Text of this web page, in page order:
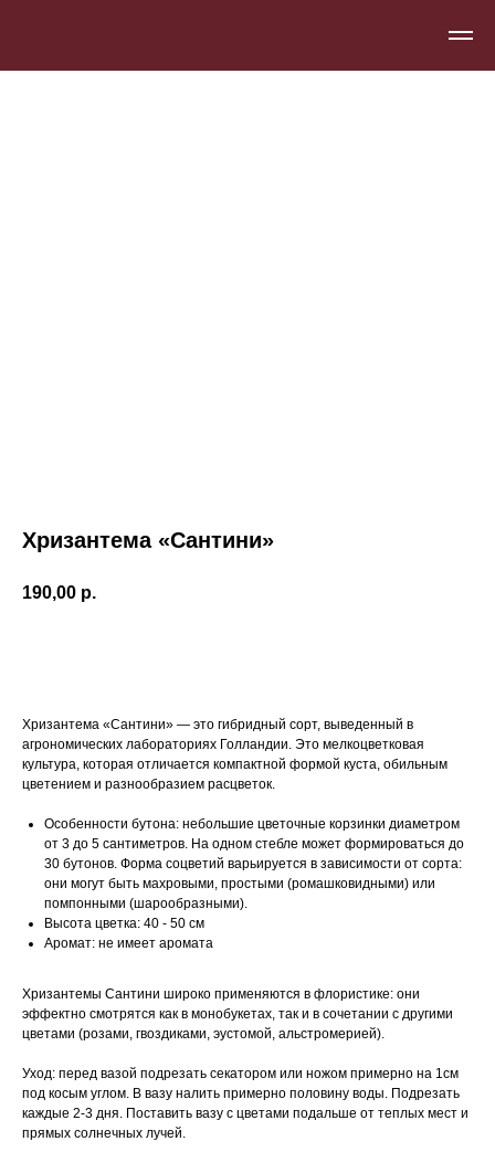
Хризантема «Сантини»
190,00 р.
Хризантема «Сантини» — это гибридный сорт, выведенный в
агрономических лабораториях Голландии. Это мелкоцветковая
культура, которая отличается компактной формой куста, обильным
цветением и разнообразием расцветок.
Особенности бутона: небольшие цветочные корзинки диаметром
от 3 до 5 сантиметров. На одном стебле может формироваться до
30 бутонов. Форма соцветий варьируется в зависимости от сорта:
они могут быть махровыми, простыми (ромашковидными) или
помпонными (шарообразными).
Высота цветка: 40 - 50 см
Аромат: не имеет аромата
Хризантемы Сантини широко применяются в флористике: они
эффектно смотрятся как в монобукетах, так и в сочетании с другими
цветами (розами, гвоздиками, эустомой, альстромерией).
Уход: перед вазой подрезать секатором или ножом примерно на 1см
под косым углом. В вазу налить примерно половину воды. Подрезать
каждые 2-3 дня. Поставить вазу с цветами подальше от теплых мест и
прямых солнечных лучей.